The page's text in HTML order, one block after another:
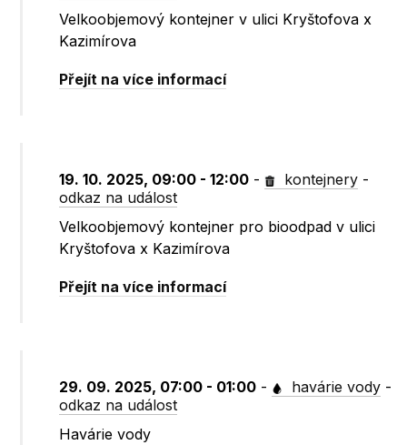
Velkoobjemový kontejner v ulici Kryštofova x
Kazimírova
Přejít na více informací
19. 10. 2025, 09:00 - 12:00 - kontejnery -
odkaz na událost
Velkoobjemový kontejner pro bioodpad v ulici
Kryštofova x Kazimírova
Přejít na více informací
29. 09. 2025, 07:00 - 01:00 - havárie vody -
odkaz na událost
Havárie vody